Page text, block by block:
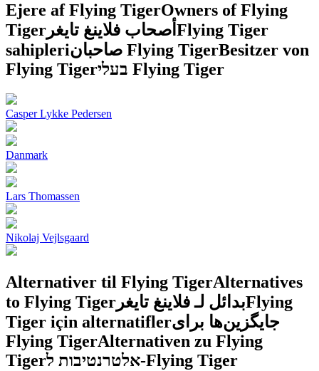
Ejere af Flying TigerOwners of Flying
Tiger أصحاب فلاينغ تايغر Flying Tiger
sahipleri
صاحبان Flying TigerBesitzer von
Flying Tiger
בעלי Flying Tiger
Casper Lykke Pedersen
Danmark
Lars Thomassen
Nikolaj Vejlsgaard
Alternativer til Flying TigerAlternatives
to Flying Tiger بدائل لـ فلاينغ تايغرFlying
Tiger için alternatiflerجایگزین‌ها برای
Flying TigerAlternativen zu Flying
Tiger
אלטרנטיבות ל-Flying Tiger